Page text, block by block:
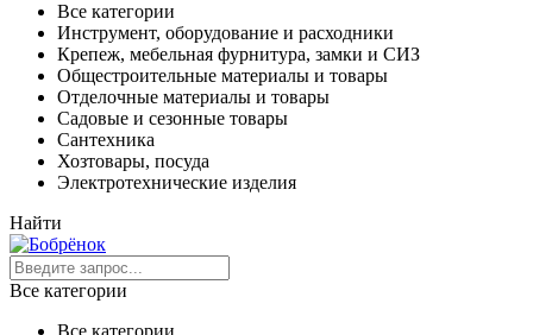
Все категории
Инструмент, оборудование и расходники
Крепеж, мебельная фурнитура, замки и СИЗ
Общестроительные материалы и товары
Отделочные материалы и товары
Садовые и сезонные товары
Сантехника
Хозтовары, посуда
Электротехнические изделия
Найти
Все категории
Все категории